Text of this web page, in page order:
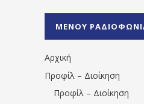
ΜΕΝΟΥ
Αρχική
Προφίλ – Διοίκηση
Προφίλ – Διοίκηση